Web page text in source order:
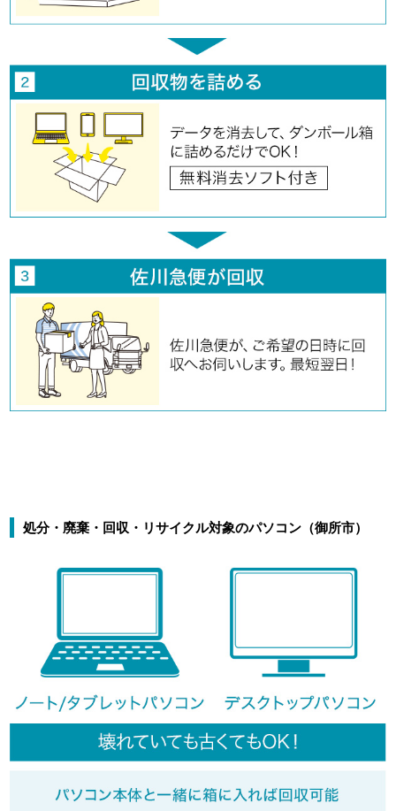
処分・廃棄・回収・リサイクル対象のパソコン（御所市）